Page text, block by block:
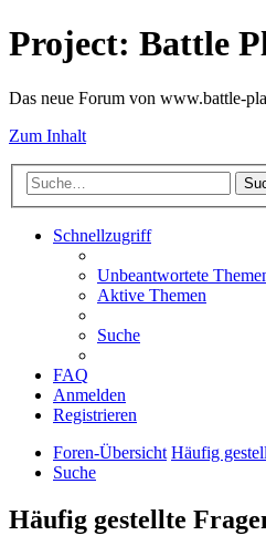
Project: Battle
Das neue Forum von www.battle-
Zum Inhalt
Schnellzugriff
Unbeantwortete
Aktive Themen
Suche
FAQ
Anmelden
Registrieren
Foren-Übersicht Häufig
Suche
Häufig gestellte